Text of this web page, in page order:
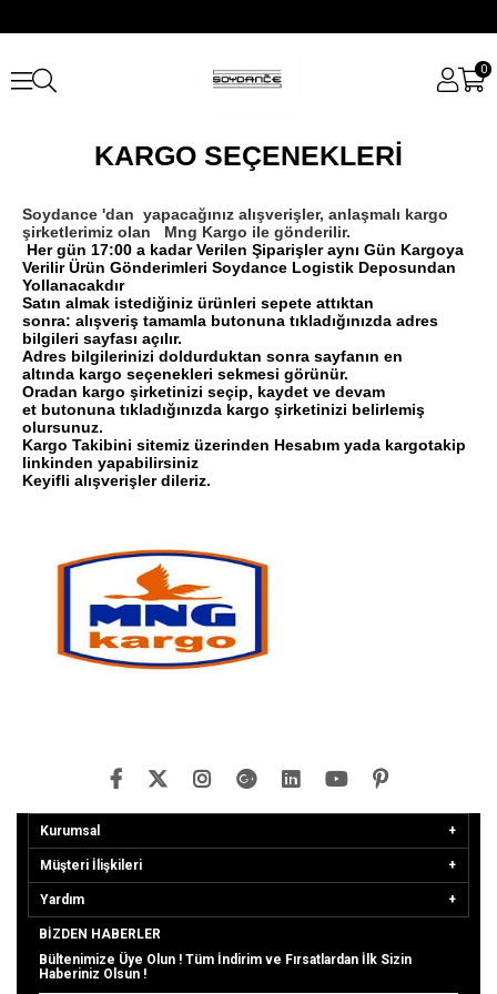
0
KARGO SEÇENEKLERİ
Soydance 'dan yapacağınız alışverişler, anlaşmalı kargo
şirketlerimiz olan
Mng Kargo ile gönderilir.
Her gün 17:00 a kadar Verilen Şiparişler aynı Gün Kargoya
Verilir Ürün Gönderimleri Soydance Logistik Deposundan
Yollanacakdır
Satın almak istediğiniz ürünleri sepete attıktan
sonra: alışveriş tamamla butonuna tıkladığınızda adres
bilgileri sayfası açılır.
Adres bilgilerinizi doldurduktan sonra sayfanın en
altında kargo seçenekleri sekmesi görünür.
Oradan kargo şirketinizi seçip, kaydet ve devam
et butonuna tıkladığınızda kargo şirketinizi belirlemiş
olursunuz.
Kargo Takibini sitemiz üzerinden Hesabım yada kargotakip
linkinden yapabilirsiniz
Keyifli alışverişler dileriz.
Kurumsal
Müşteri İlişkileri
Yardım
BIZDEN HABERLER
Bültenimize Üye Olun ! Tüm İndirim ve Fırsatlardan İlk Sizin
Haberiniz Olsun !